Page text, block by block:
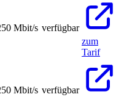
Mbit/s verfügbar
zum
Tarif
Mbit/s verfügbar